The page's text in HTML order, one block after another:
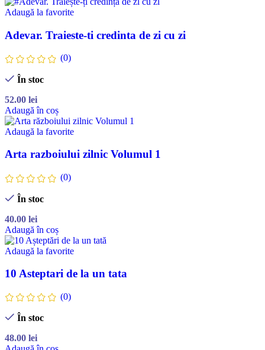
Adaugă la favorite
Adevar. Traieste-ti credinta de zi cu zi
(0)
În stoc
52.00 lei
Adaugă în coș
Adaugă la favorite
Arta razboiului zilnic Volumul 1
(0)
În stoc
40.00 lei
Adaugă în coș
Adaugă la favorite
10 Asteptari de la un tata
(0)
În stoc
48.00 lei